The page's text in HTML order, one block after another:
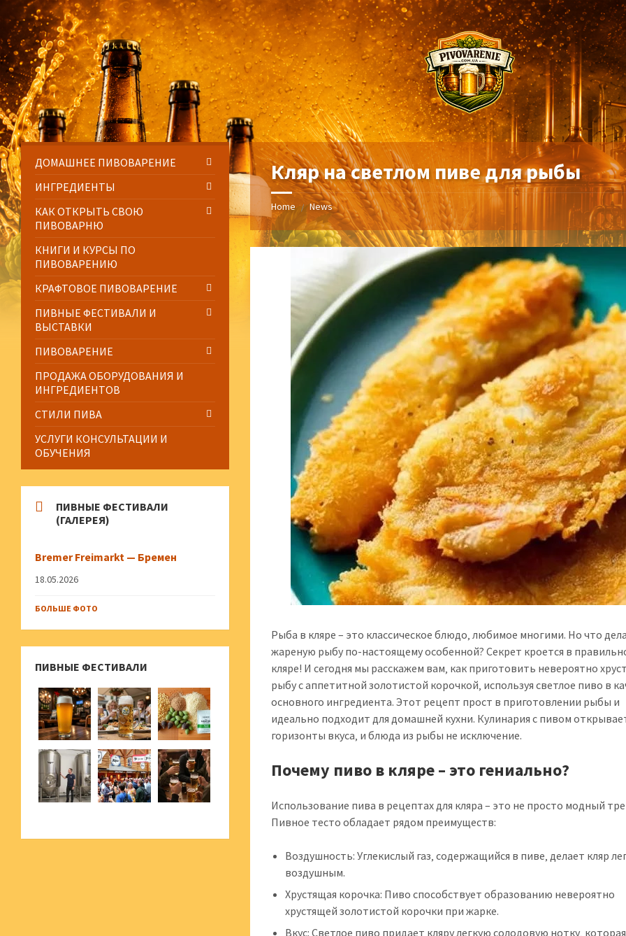
to
content
to
left
sidebar
to
right
sidebar
to
footer
Кляр на светлом пиве для рыбы
Home / News
Рыба в кляре – это классическое блюдо‚ любимое многими. Но что
жареную рыбу по-настоящему особенной? Секрет кроется в
кляре! И сегодня мы расскажем вам‚ как приготовить невероятно
рыбу с аппетитной золотистой корочкой‚ используя светлое пиво в
основного ингредиента. Этот рецепт прост в приготовлении рыбы и
идеально подходит для домашней кухни. Кулинария с пивом
горизонты вкуса‚ и блюда из рыбы не исключение.
Почему пиво в кляре – это гениально?
Использование пива в рецептах для кляра – это не просто модный
Пивное тесто обладает рядом преимуществ:
Воздушность: Углекислый газ‚ содержащийся в пиве‚ делает кляр
воздушным.
Хрустящая корочка: Пиво способствует образованию невероятно
хрустящей золотистой корочки при жарке.
Вкус: Светлое пиво придает кляру легкую солодовую нотку‚ которая
ДОМАШНЕЕ ПИВОВАРЕНИЕ
ИНГРЕДИЕНТЫ
КАК ОТКРЫТЬ СВОЮ
ПИВОВАРНЮ
КНИГИ И КУРСЫ ПО
ПИВОВАРЕНИЮ
КРАФТОВОЕ ПИВОВАРЕНИЕ
ПИВНЫЕ ФЕСТИВАЛИ И
ВЫСТАВКИ
ПИВОВАРЕНИЕ
ПРОДАЖА ОБОРУДОВАНИЯ И
ИНГРЕДИЕНТОВ
СТИЛИ ПИВА
УСЛУГИ КОНСУЛЬТАЦИИ И
ОБУЧЕНИЯ
ПИВНЫЕ ФЕСТИВАЛИ
(ГАЛЕРЕЯ)
Bremer Freimarkt — Бремен
18.05.2026
БОЛЬШЕ ФОТО
ПИВНЫЕ ФЕСТИВАЛИ